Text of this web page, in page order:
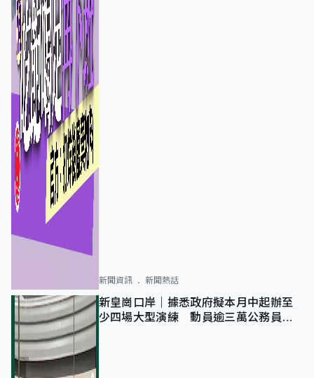
新聞資訊 新聞熱話
新皇崗口岸｜據悉政府擬本月中起辦至
少四場大型演練 動員逾三萬公務員人